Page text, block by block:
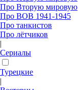
Про Вторую мировую
Про ВОВ 1941-1945
Про танкистов
Про лётчиков
|
Сериалы
Турецкие
|